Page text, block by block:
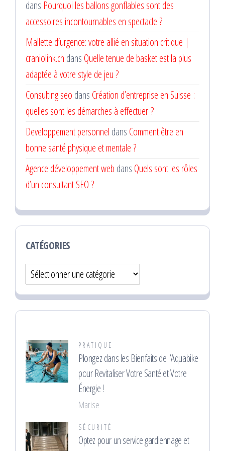
dans Pourquoi les ballons gonflables sont des
accessoires incontournables en spectacle ?
Mallette d’urgence: votre allié en situation critique |
craniolink.ch dans Quelle tenue de basket est la plus
adaptée à votre style de jeu ?
Consulting seo dans Création d’entreprise en Suisse :
quelles sont les démarches à effectuer ?
Developpement personnel dans Comment être en
bonne santé physique et mentale ?
Agence développement web dans Quels sont les rôles
d’un consultant SEO ?
CATÉGORIES
Catégories
PRATIQUE
Plongez dans les Bienfaits de l’Aquabike
pour Revitaliser Votre Santé et Votre
Énergie !
Marise
SÉCURITÉ
Optez pour un service gardiennage et